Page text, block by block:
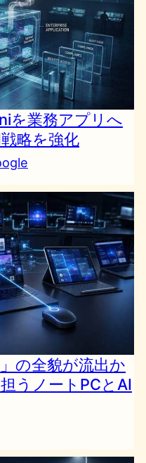
を業務アプリへ
略を強化
の全貌が流出か
うノートPCとAI